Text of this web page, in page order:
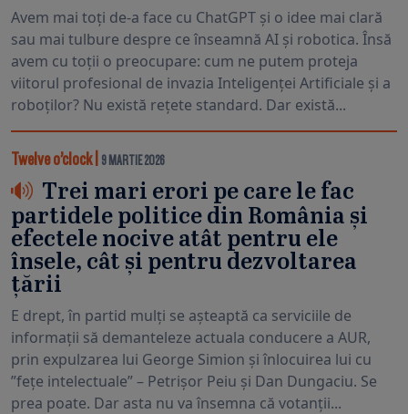
Avem mai toți de-a face cu ChatGPT și o idee mai clară
sau mai tulbure despre ce înseamnă AI și robotica. Însă
avem cu toții o preocupare: cum ne putem proteja
viitorul profesional de invazia Inteligenței Artificiale și a
roboților? Nu există rețete standard. Dar există...
Twelve o’clock| 9 MARTIE 2026
Trei mari erori pe care le fac
partidele politice din România și
efectele nocive atât pentru ele
însele, cât și pentru dezvoltarea
țării
E drept, în partid mulți se așteaptă ca serviciile de
informații să demanteleze actuala conducere a AUR,
prin expulzarea lui George Simion și înlocuirea lui cu
”fețe intelectuale” – Petrișor Peiu și Dan Dungaciu. Se
prea poate. Dar asta nu va însemna că votanții...